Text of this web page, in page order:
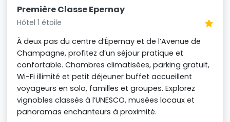
Première Classe Epernay
Hôtel 1 étoile
À deux pas du centre d’Épernay et de l’Avenue de
Champagne, profitez d’un séjour pratique et
confortable. Chambres climatisées, parking gratuit,
Wi-Fi illimité et petit déjeuner buffet accueillent
voyageurs en solo, familles et groupes. Explorez
vignobles classés à l’UNESCO, musées locaux et
panoramas enchanteurs à proximité.